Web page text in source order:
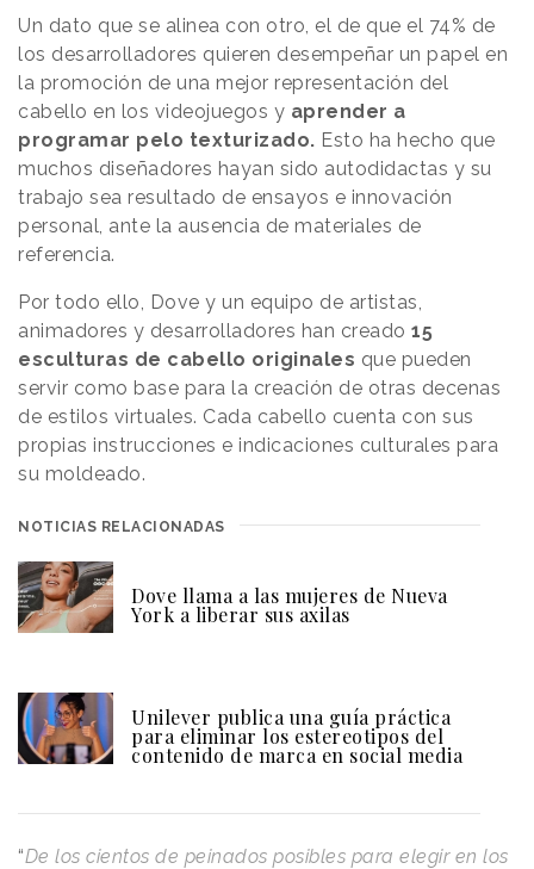
Un dato que se alinea con otro, el de que el 74% de
los desarrolladores quieren desempeñar un papel en
la promoción de una mejor representación del
cabello en los videojuegos y aprender a
programar pelo texturizado. Esto ha hecho que
muchos diseñadores hayan sido autodidactas y su
trabajo sea resultado de ensayos e innovación
personal, ante la ausencia de materiales de
referencia.
Por todo ello, Dove y un equipo de artistas,
animadores y desarrolladores han creado 15
esculturas de cabello originales que pueden
servir como base para la creación de otras decenas
de estilos virtuales. Cada cabello cuenta con sus
propias instrucciones e indicaciones culturales para
su moldeado.
NOTICIAS RELACIONADAS
Dove llama a las mujeres de Nueva
York a liberar sus axilas
Unilever publica una guía práctica
para eliminar los estereotipos del
contenido de marca en social media
“De los cientos de peinados posibles para elegir en los